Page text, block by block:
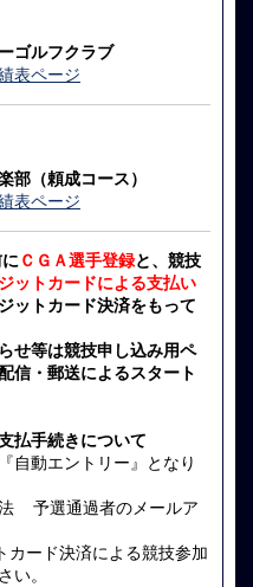
ゴルフクラブ
表ページ
部（頼成コース）
表ページ
ＣＧＡ選手登録と、競技
ットカードによる支払い
ットカード決済をもって
せ等は競技申し込み用ペ
信・郵送によるスタート
払手続きについて
自動エントリー』となり
予選通過者のメールア
カード決済による競技参加
い。